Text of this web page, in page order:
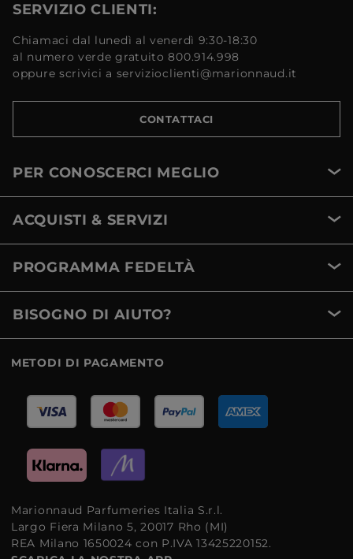
SERVIZIO CLIENTI:
Chiamaci dal lunedì al venerdì 9:30-18:30
al numero verde gratuito 800.914.998
oppure scrivici a servizioclienti@marionnaud.it
CONTATTACI
PER CONOSCERCI MEGLIO
ACQUISTI & SERVIZI
PROGRAMMA FEDELTÀ
BISOGNO DI AIUTO?
METODI DI PAGAMENTO
Marionnaud Parfumeries Italia S.r.l.
Largo Fiera Milano 5, 20017 Rho (MI)
REA Milano 1650024 con P.IVA 13425220152.